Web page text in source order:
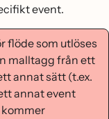
event.
flöde som utlöses
malltagg från ett
annat sätt (t.ex.
annat event
kommer